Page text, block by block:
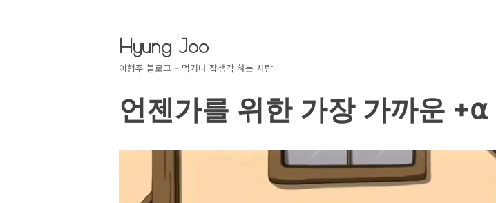
Hyung Joo
이형주 블로그 – 먹거나 잡생각 하는 사람
언젠가를 위한 가장 가까운 +⍺